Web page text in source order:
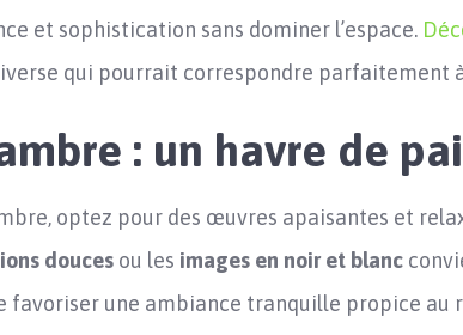
et sophistication sans dominer l’espace.
qui pourrait correspondre parfaitement
: un havre de
optez pour des œuvres apaisantes et
douces ou les images en noir et blanc
favoriser une ambiance tranquille propice au